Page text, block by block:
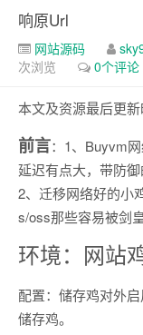
响原Url
网站源码
次浏览
0个评论
本文及资源最后更
前言：1、Buyvm
延迟有点大，带防御
2、迁移网络好的小
s/oss那些容易被剑
环境：网站
配置：储存鸡对外
储存鸡。